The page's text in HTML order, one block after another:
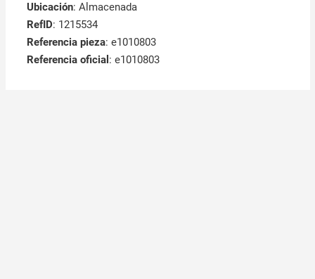
Ubicación: Almacenada
RefID: 1215534
Referencia pieza: e1010803
Referencia oficial : e1010803